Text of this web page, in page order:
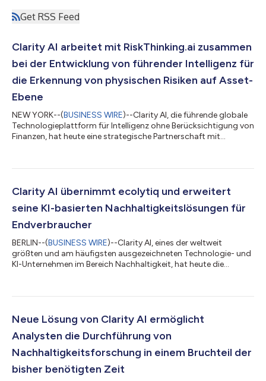
Get RSS Feed
Clarity AI arbeitet mit RiskThinking.ai zusammen
bei der Entwicklung von führender Intelligenz für
die Erkennung von physischen Risiken auf Asset-
Ebene
NEW YORK--(BUSINESS WIRE)--Clarity AI, die führende globale
Technologieplattform für Intelligenz ohne Berücksichtigung von
Finanzen, hat heute eine strategische Partnerschaft mit
Zusammenarbeit werden RiskThinking.ai’s detaillierte Daten auf
Clarity AI’s preisgekrönte Plattform, Statistiken und KI-native
Clarity AI übernimmt ecolytiq und erweitert
seine KI-basierten Nachhaltigkeitslösungen für
Endverbraucher
BERLIN--(BUSINESS WIRE)--Clarity AI, eines der weltweit
größten und am häufigsten ausgezeichneten Technologie- und
KI-Unternehmen im Bereich Nachhaltigkeit, hat heute die
Engagement, die weltweit von Finanzinstituten und deren
Dieser strategische Schritt stärkt Clarity AIs Position als
Vorreiter im rasant wachsenden Markt für Nachhalt...
Neue Lösung von Clarity AI ermöglicht
Analysten die Durchführung von
Nachhaltigkeitsforschung in einem Bruchteil der
bisher benötigten Zeit